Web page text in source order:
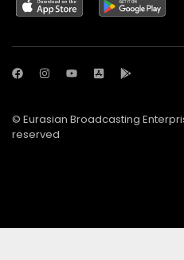
© Eurasian Broadcasting
reserved